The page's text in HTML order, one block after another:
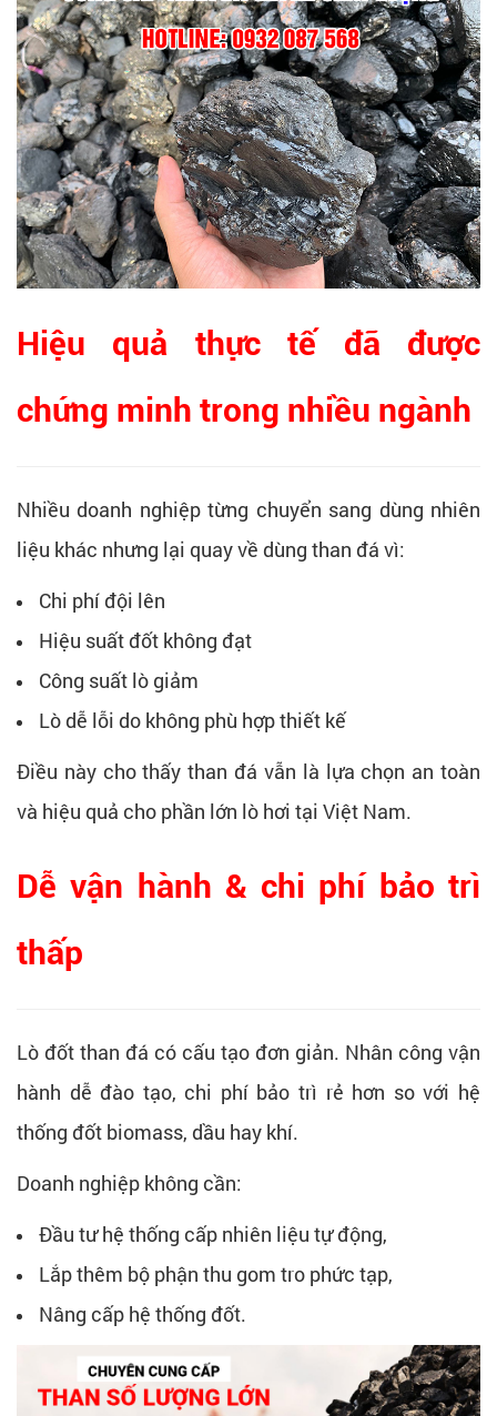
Hiệu quả thực tế đã được
chứng minh trong nhiều ngành
Nhiều doanh nghiệp từng chuyển sang dùng nhiên
liệu khác nhưng lại quay về dùng than đá vì:
Chi phí đội lên
Hiệu suất đốt không đạt
Công suất lò giảm
Lò dễ lỗi do không phù hợp thiết kế
Điều này cho thấy than đá vẫn là lựa chọn an toàn
và hiệu quả cho phần lớn lò hơi tại Việt Nam.
Dễ vận hành & chi phí bảo trì
thấp
Lò đốt than đá có cấu tạo đơn giản. Nhân công vận
hành dễ đào tạo, chi phí bảo trì rẻ hơn so với hệ
thống đốt biomass, dầu hay khí.
Doanh nghiệp không cần:
Đầu tư hệ thống cấp nhiên liệu tự động,
Lắp thêm bộ phận thu gom tro phức tạp,
Nâng cấp hệ thống đốt.